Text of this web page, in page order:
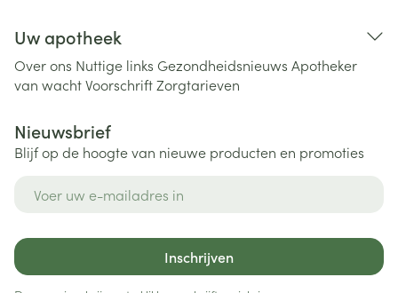
Uw apotheek
Over ons Nuttige links Gezondheidsnieuws Apotheker
van wachtVoorschriftZorgtarieven
Nieuwsbrief
Blijf op de hoogte van nieuwe producten en promoties
Inschrijven